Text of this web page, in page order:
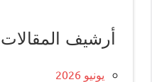
أرشيف المقالات
يونيو 2026